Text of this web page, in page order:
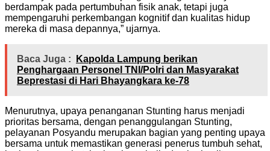
berdampak pada pertumbuhan fisik anak, tetapi juga
mempengaruhi perkembangan kognitif dan kualitas hidup
mereka di masa depannya,” ujarnya.
Baca Juga :
Kapolda Lampung berikan
Penghargaan Personel TNI/Polri dan Masyarakat
Beprestasi di Hari Bhayangkara ke-78
Menurutnya, upaya penanganan Stunting harus menjadi
prioritas bersama, dengan penanggulangan Stunting,
pelayanan Posyandu merupakan bagian yang penting upaya
bersama untuk memastikan generasi penerus tumbuh sehat,